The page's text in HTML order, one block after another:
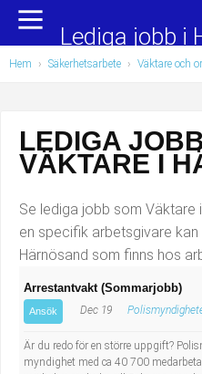
Administration,
Chefer och
Data/IT
Försäljning, inköp,
Hantverksyrken
Hotell, restaurang,
Undersköterska,
Barnskötare
Lärare i förskola/
Lagerarbetare
Bussförare/
Elevassistent
Lediga jobb i
Hem › Säkerhetsarbete › Väktare och
LEDIGA
VÄKTARE I
Se lediga jobb som Väktare
en specifik arbetsgivare
Härnösand som finns hos
Arrestantvakt (Sommarjobb)
Ansök Dec 19
Är du redo för en större uppgift?
myndighet med ca 40 700